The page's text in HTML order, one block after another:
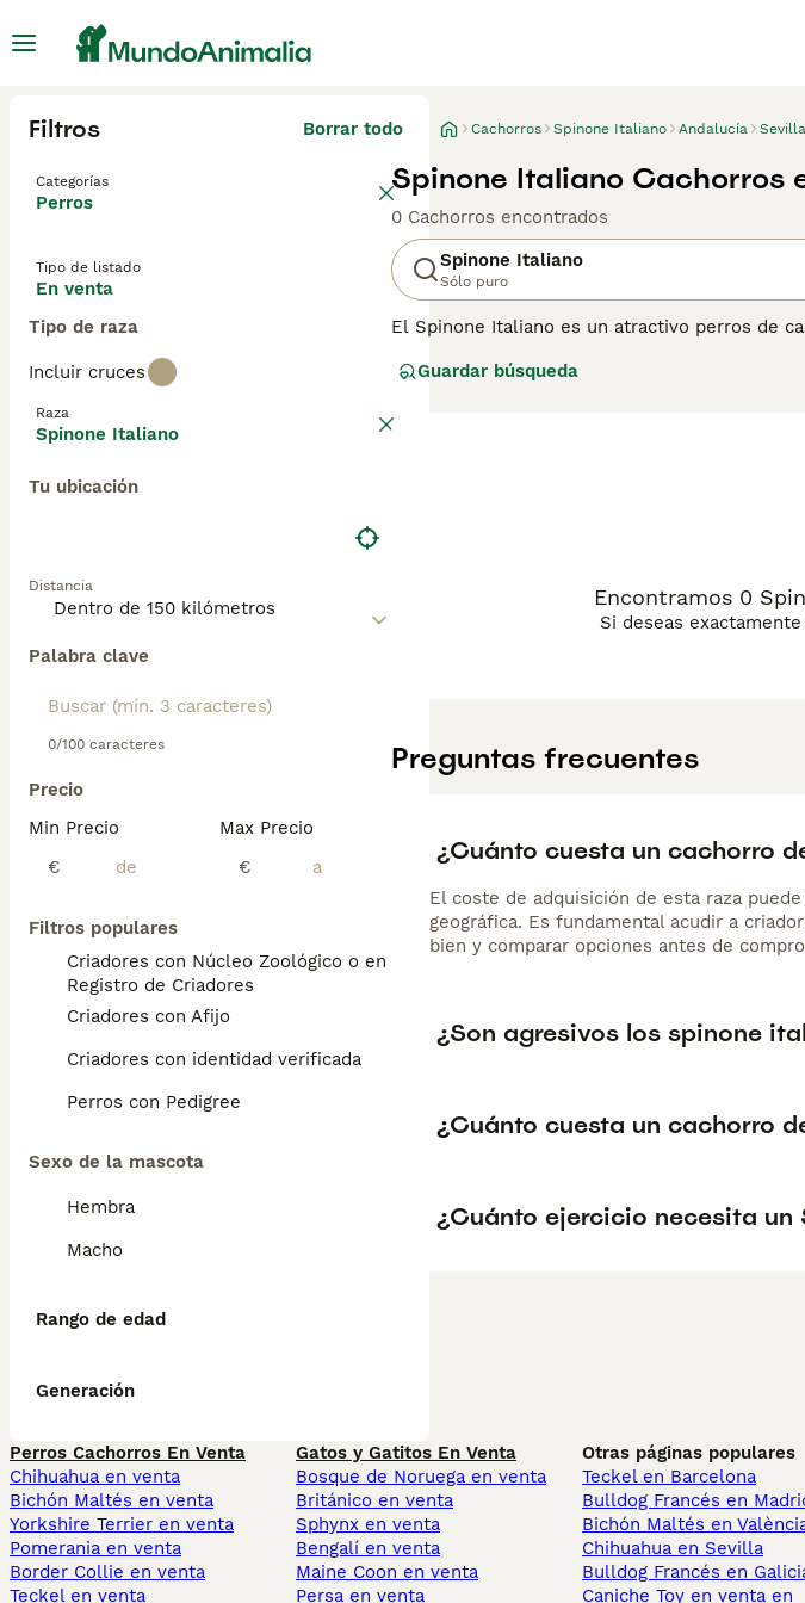
Filtros Borrar todo
Categorías
Perros
Tipo de listado
En venta
Tipo de raza
Incluir cruces
Raza
Spinone Italiano
Tu ubicación
Distancia
Palabra clave
0/100 caracteres
Precio
Min Precio
€
Max Precio
€
Filtros populares
Criadores con Núcleo Zoológico o en el
Registro de Criadores
Criadores con Afijo
Criadores con identidad verificada
Perros con Pedigree
Sexo de la mascota
Hembra
Macho
Rango de edad
Generación
Cachorros Spinone Italiano Andalucía Sevilla
Spinone Italiano Cachorros
0 Cachorros encontrados
Spinone Italiano
Sólo puro
El Spinone Italiano es un atractivo perros de
más antiguas. El Spinone Italiano tiene un
perro.
Guardar búsqueda
Encontramos 0
Si deseas
Preguntas frecuentes
¿Cuánto cuesta un cachorro
El coste de adquisición de esta raza
geográfica. Es fundamental acudir a
bien y comparar opciones antes de
¿Son agresivos los spinone
¿Cuánto cuesta un cachorro
¿Cuánto ejercicio necesita un
Perros Cachorros En Venta
Chihuahua en venta
Bichón Maltés en venta
Yorkshire Terrier en venta
Pomerania en venta
Border Collie en venta
Teckel en venta
Gatos y Gatitos En Venta
Bosque de Noruega en venta
Británico en venta
Sphynx en venta
Bengalí en venta
Maine Coon en venta
Persa en venta
Otras páginas populares
Teckel en Barcelona
Bulldog Francés en
Bichón Maltés en
Chihuahua en Sevilla
Bulldog Francés en
Caniche Toy en venta en